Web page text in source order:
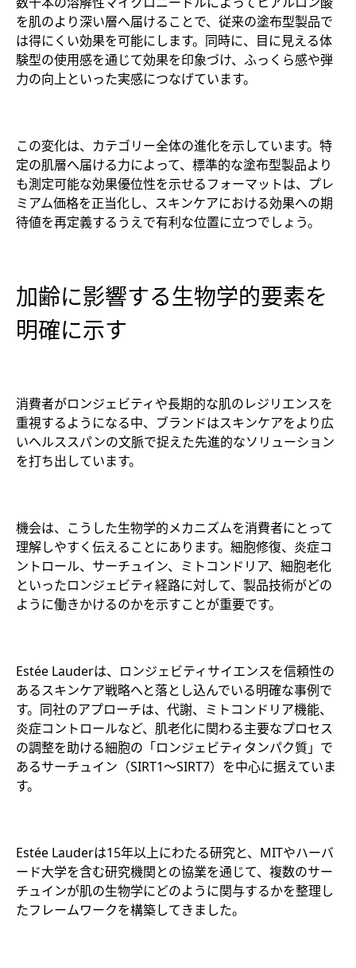
を肌のより深い層へ届けることで、従来の塗布型製品で
は得にくい効果を可能にします。同時に、目に見える体
験型の使用感を通じて効果を印象づけ、ふっくら感や弾
力の向上といった実感につなげています。
この変化は、カテゴリー全体の進化を示しています。特
定の肌層へ届ける力によって、標準的な塗布型製品より
も測定可能な効果優位性を示せるフォーマットは、プレ
ミアム価格を正当化し、スキンケアにおける効果への期
待値を再定義するうえで有利な位置に立つでしょう。
加齢に影響する生物学的要素を
明確に示す
消費者がロンジェビティや長期的な肌のレジリエンスを
重視するようになる中、ブランドはスキンケアをより広
いヘルススパンの文脈で捉えた先進的なソリューション
を打ち出しています。
機会は、こうした生物学的メカニズムを消費者にとって
理解しやすく伝えることにあります。細胞修復、炎症コ
ントロール、サーチュイン、ミトコンドリア、細胞老化
といったロンジェビティ経路に対して、製品技術がどの
ように働きかけるのかを示すことが重要です。
Estée Lauderは、ロンジェビティサイエンスを信頼性の
あるスキンケア戦略へと落とし込んでいる明確な事例で
す。同社のアプローチは、代謝、ミトコンドリア機能、
炎症コントロールなど、肌老化に関わる主要なプロセス
の調整を助ける細胞の「ロンジェビティタンパク質」で
あるサーチュイン（SIRT1～SIRT7）を中心に据えていま
す。
Estée Lauderは15年以上にわたる研究と、MITやハーバ
ード大学を含む研究機関との協業を通じて、複数のサー
チュインが肌の生物学にどのように関与するかを整理し
たフレームワークを構築してきました。